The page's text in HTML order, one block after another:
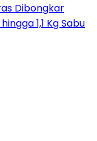
Dibongkar
1,1 Kg Sabu